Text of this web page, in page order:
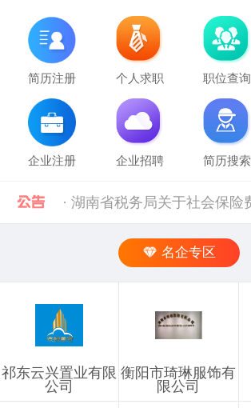
简历注册 个人求职 职位查询
企业注册 企业招聘 简历搜索
· 禁止发布的职位信息 [03-03]
名企专区
祁东云兴置业有限
公司
衡阳市琦琳服饰有
限公司